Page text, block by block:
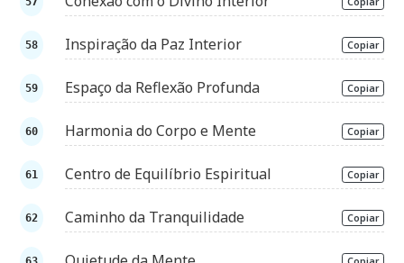
Inspiração da Paz Interior Copiar
Espaço da Reflexão Profunda Copiar
Harmonia do Corpo e Mente Copiar
Centro de Equilíbrio Espiritual Copiar
Caminho da Tranquilidade Copiar